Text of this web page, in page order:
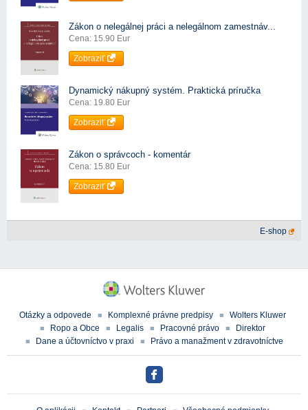
Zákon o nelegálnej práci a nelegálnom zamestnáv...
Cena: 15.90 Eur
Zobraziť
Dynamický nákupný systém. Praktická príručka
Cena: 19.80 Eur
Zobraziť
Zákon o správcoch - komentár
Cena: 15.80 Eur
Zobraziť
E-shop
Otázky a odpovede Komplexné právne predpisy
Wolters Kluwer
Ropo a Obce
Legalis Pracovné právo
Direktor
Dane a účtovníctvo v praxi
Právo a manažment v zdravotníctve